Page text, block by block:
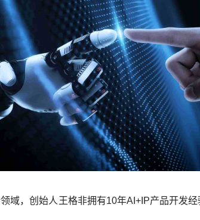
域，创始人王格非拥有10年AI+IP产品开发